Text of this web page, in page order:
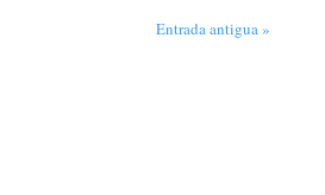
Entrada antigua »